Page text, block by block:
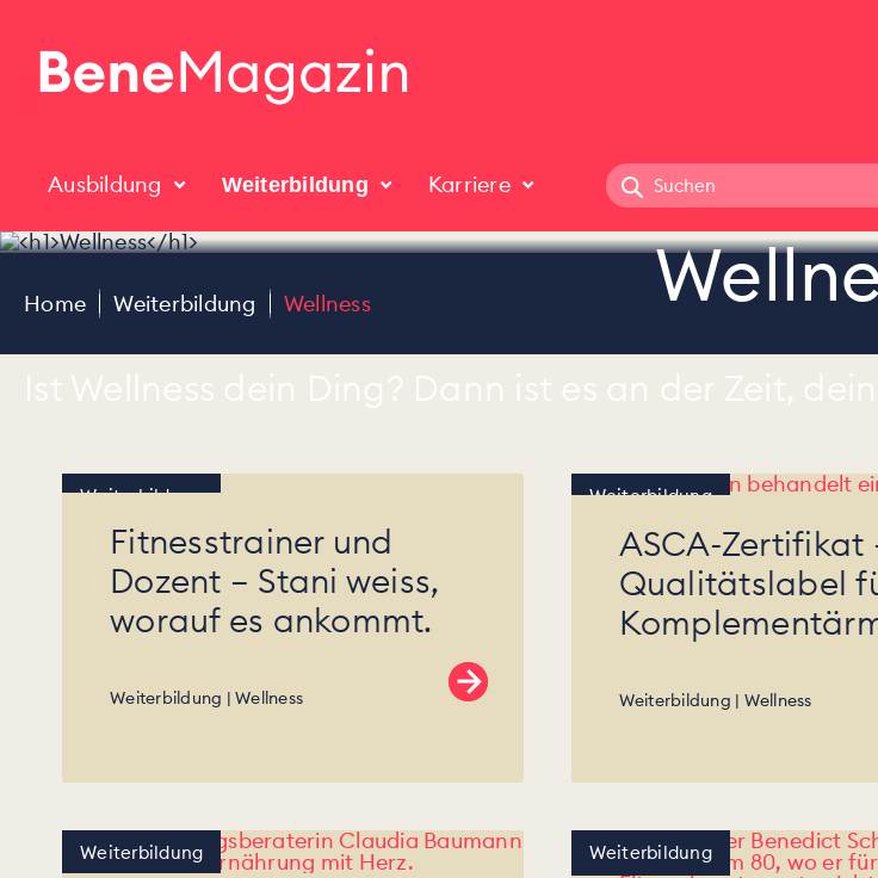
Ausbildung Weiterbildung Karriere
Ist Wellness dein Ding? Dann ist es an der Zeit,
Home Weiterbildung Wellness
Weiterbildung
Fitnesstrainer und
Dozent – Stani weiss,
worauf es ankommt.
Weiterbildung Wellness
Weiterbildung
ASCA-Zertifikat
Qualitätslabel
Weiterbildung Wellness
Weiterbildung Weiterbildung